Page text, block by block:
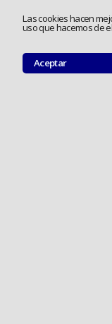
Las cookies hacen
uso que hacemos de
Aceptar